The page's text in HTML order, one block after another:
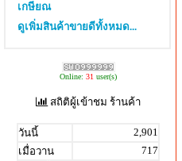
เกษียณ
ดูเพิ่มสินค้าขายดีทั้งหมด...
Online: 31 user(s)
สถิติผู้เข้าชม ร้านค้า
วันนี้
2,901
เมื่อวาน
717